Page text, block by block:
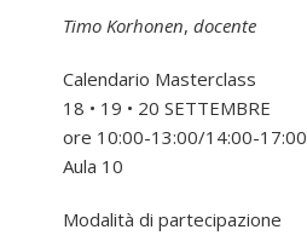
Timo Korhonen, docente
Calendario Masterclass
18 • 19 • 20 SETTEMBRE
ore 10:00-13:00/14:00-17:00
Aula 10
Modalità di partecipazione